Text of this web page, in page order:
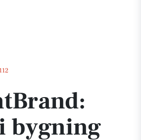
i bygning
bygning